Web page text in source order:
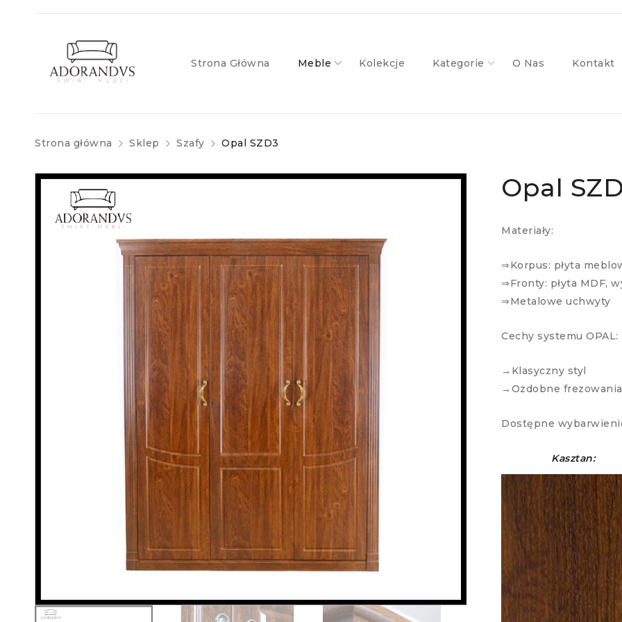
Strona Główna Meble Kolekcje Kategorie O Nas Kontakt
Strona główna Sklep Szafy Opal SZD3
Opal
Materiały:
⇒Korpus: płyta
⇒Fronty: płyta MDF,
⇒Metalowe uchwyty
Cechy systemu OPAL:
→Klasyczny styl
→Ozdobne frezowania
Dostępne
Kasztan: